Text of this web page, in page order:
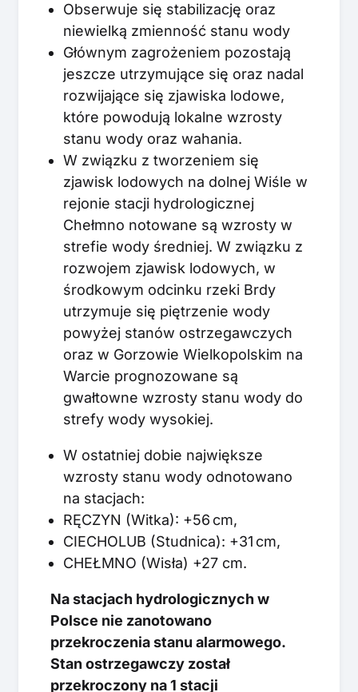
Obserwuje się stabilizację oraz
niewielką zmienność stanu wody
Głównym zagrożeniem pozostają
jeszcze utrzymujące się oraz nadal
rozwijające się zjawiska lodowe,
które powodują lokalne wzrosty
stanu wody oraz wahania.
W związku z tworzeniem się
zjawisk lodowych na dolnej Wiśle w
rejonie stacji hydrologicznej
Chełmno notowane są wzrosty w
strefie wody średniej. W związku z
rozwojem zjawisk lodowych, w
środkowym odcinku rzeki Brdy
utrzymuje się piętrzenie wody
powyżej stanów ostrzegawczych
oraz w Gorzowie Wielkopolskim na
Warcie prognozowane są
gwałtowne wzrosty stanu wody do
strefy wody wysokiej.
W ostatniej dobie największe
wzrosty stanu wody odnotowano
na stacjach:
RĘCZYN (Witka): +56 cm,
CIECHOLUB (Studnica): +31 cm,
CHEŁMNO (Wisła) +27 cm.
Na stacjach hydrologicznych w
Polsce nie zanotowano
przekroczenia stanu alarmowego.
Stan ostrzegawczy został
przekroczony na 1 stacji